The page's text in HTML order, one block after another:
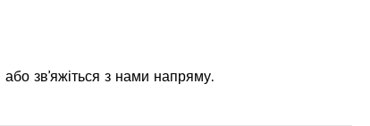
зв’яжіться з нами напряму.